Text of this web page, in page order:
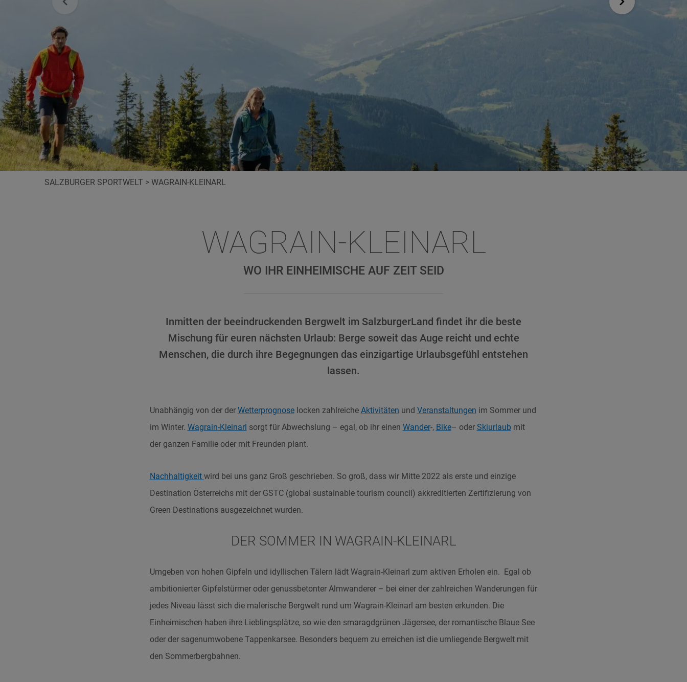
SALZBURGER SPORTWELT > WAGRAIN-KLEINARL
WAGRAIN-KLEINARL
WO IHR EINHEIMISCHE AUF ZEIT SEID
Inmitten der beeindruckenden Bergwelt im SalzburgerLand findet ihr die beste
Mischung für euren nächsten Urlaub: Berge soweit das Auge reicht und echte
Menschen, die durch ihre Begegnungen das einzigartige Urlaubsgefühl entstehen
lassen.
Unabhängig von der der Wetterprognoselocken zahlreiche Aktivitäten und Veranstaltungen im Sommer und
im Winter. Wagrain-Kleinarl sorgt für Abwechslung – egal, ob ihr einen Wander-, Bike– oder Skiurlaubmit
der ganzen Familie oder mit Freunden plant.
Nachhaltigkeit wird bei uns ganz Groß geschrieben. So groß, dass wir Mitte 2022 als erste und einzige
Destination Österreichs mit der GSTC (global sustainable tourism council) akkreditierten Zertifizierung von
Green Destinations ausgezeichnet wurden.
DER SOMMER IN WAGRAIN-KLEINARL
Umgeben von hohen Gipfeln und idyllischen Tälern lädt Wagrain-Kleinarl zum aktiven Erholen ein. Egal ob
ambitionierter Gipfelstürmer oder genussbetonter Almwanderer – bei einer der zahlreichen Wanderungen für
jedes Niveau lässt sich die malerische Bergwelt rund um Wagrain-Kleinarl am besten erkunden. Die
Einheimischen haben ihre Lieblingsplätze, so wie den smaragdgrünen Jägersee, der romantische Blaue See
oder der sagenumwobene Tappenkarsee. Besonders bequem zu erreichen ist die umliegende Bergwelt mit
den Sommerbergbahnen.